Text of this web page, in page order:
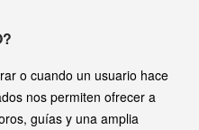
o cuando un usuario hace
nos permiten ofrecer a
guías y una amplia